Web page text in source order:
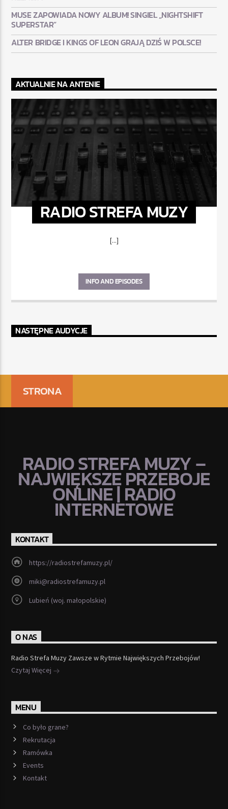
MUSE ZAPOWIADA NOWY ALBUM! SINGIEL „NIGHTSHIFT
SUPERSTAR”
ALTER BRIDGE I KINGS OF LEON GRAJĄ DZIŚ W POLSCE!
AKTUALNIE NA ANTENIE
RADIO STREFA MUZY
[...]
INFO AND EPISODES
NASTĘPNE AUDYCJE
STRONA
RADIO STREFA MUZY –
NAJWIĘKSZE PRZEBOJE
ONLINE | RADIO
INTERNETOWE
KONTAKT
https://radiostrefamuzy.pl/
miki@radiostrefamuzy.pl
Lubień (woj. małopolskie)
O NAS
Radio Strefa Muzy Zawsze w Rytmie Największych Przebojów!
Czytaj Więcej
MENU
Co było grane?
Rekrutacja
Ramówka
Events
Kontakt